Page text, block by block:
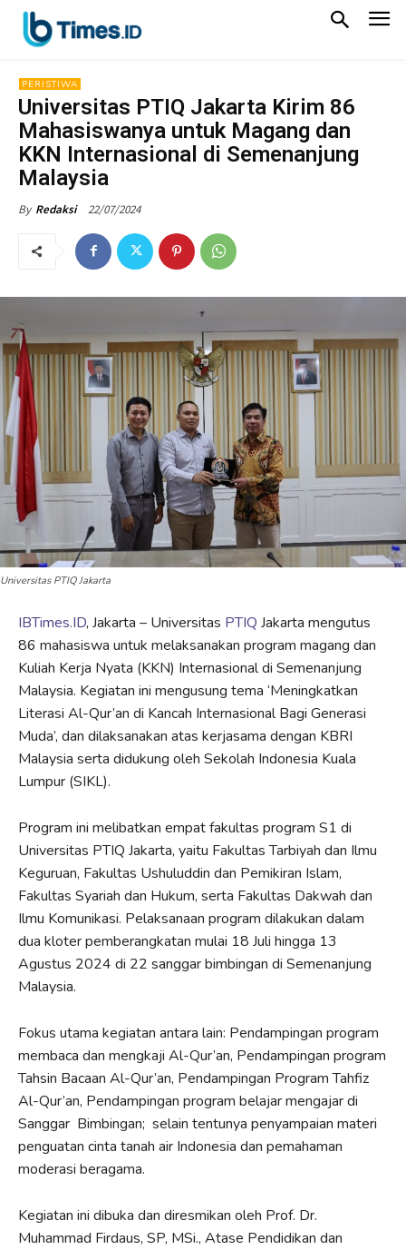
PERISTIWA
Universitas PTIQ Jakarta Kirim 86
Mahasiswanya untuk Magang dan
KKN Internasional di Semenanjung
Malaysia
By Redaksi 22/07/2024
Universitas PTIQ Jakarta
IBTimes.ID, Jakarta – Universitas PTIQ Jakarta mengutus
86 mahasiswa untuk melaksanakan program magang dan
Kuliah Kerja Nyata (KKN) Internasional di Semenanjung
Malaysia. Kegiatan ini mengusung tema ‘Meningkatkan
Literasi Al-Qur’an di Kancah Internasional Bagi Generasi
Muda’, dan dilaksanakan atas kerjasama dengan KBRI
Malaysia serta didukung oleh Sekolah Indonesia Kuala
Lumpur (SIKL).
Program ini melibatkan empat fakultas program S1 di
Universitas PTIQ Jakarta, yaitu Fakultas Tarbiyah dan Ilmu
Keguruan, Fakultas Ushuluddin dan Pemikiran Islam,
Fakultas Syariah dan Hukum, serta Fakultas Dakwah dan
Ilmu Komunikasi. Pelaksanaan program dilakukan dalam
dua kloter pemberangkatan mulai 18 Juli hingga 13
Agustus 2024 di 22 sanggar bimbingan di Semenanjung
Malaysia.
Fokus utama kegiatan antara lain: Pendampingan program
membaca dan mengkaji Al-Qur’an, Pendampingan program
Tahsin Bacaan Al-Qur’an, Pendampingan Program Tahfiz
Al-Qur’an, Pendampingan program belajar mengajar di
Sanggar Bimbingan; selain tentunya penyampaian materi
penguatan cinta tanah air Indonesia dan pemahaman
moderasi beragama.
Kegiatan ini dibuka dan diresmikan oleh Prof. Dr.
Muhammad Firdaus, SP, MSi., Atase Pendidikan dan